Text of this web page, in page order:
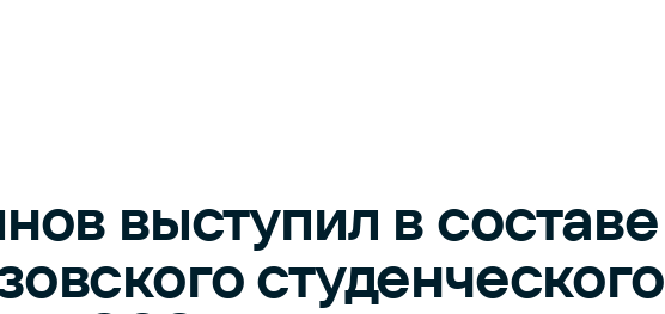
выступил в составе
студенческого